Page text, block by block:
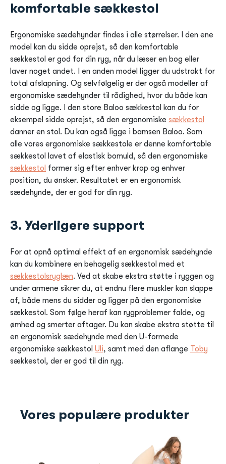
komfortable sækkestol
Ergonomiske sædehynder findes i alle størrelser. I den ene
model kan du sidde oprejst, så den komfortable
sækkestol er god for din ryg, når du læser en bog eller
laver noget andet. I en anden model ligger du udstrakt for
total afslapning. Og selvfølgelig er der også modeller af
ergonomiske sædehynder til rådighed, hvor du både kan
sidde og ligge. I den store Baloo sækkestol kan du for
eksempel sidde oprejst, så den ergonomiske sækkestol
danner en stol. Du kan også ligge i bamsen Baloo. Som
alle vores ergonomiske sækkestole er denne komfortable
sækkestol lavet af elastisk bomuld, så den ergonomiske
sækkestol former sig efter enhver krop og enhver
position, du ønsker. Resultatet er en ergonomisk
sædehynde, der er god for din ryg.
3. Yderligere support
For at opnå optimal effekt af en ergonomisk sædehynde
kan du kombinere en behagelig sækkestol med et
sækkestolsryglæn. Ved at skabe ekstra støtte i ryggen og
under armene sikrer du, at endnu flere muskler kan slappe
af, både mens du sidder og ligger på den ergonomiske
sækkestol. Som følge heraf kan rygproblemer falde, og
ømhed og smerter aftager. Du kan skabe ekstra støtte til
en ergonomisk sædehynde med den U-formede
ergonomiske sækkestol Uli, samt med den aflange Toby
sækkestol, der er god til din ryg.
Vores populære produkter